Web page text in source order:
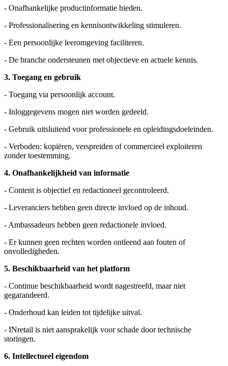
- Onafhankelijke productinformatie bieden.
- Professionalisering en kennisontwikkeling stimuleren.
- Een persoonlijke leeromgeving faciliteren.
- De branche ondersteunen met objectieve en actuele kennis.
3. Toegang en gebruik
- Toegang via persoonlijk account.
- Inloggegevens mogen niet worden gedeeld.
- Gebruik uitsluitend voor professionele en opleidingsdoeleinden.
- Verboden: kopiëren, verspreiden of commercieel exploiteren
zonder toestemming.
4. Onafhankelijkheid van informatie
- Content is objectief en redactioneel gecontroleerd.
- Leveranciers hebben geen directe invloed op de inhoud.
- Ambassadeurs hebben geen redactionele invloed.
- Er kunnen geen rechten worden ontleend aan fouten of
onvolledigheden.
5. Beschikbaarheid van het platform
- Continue beschikbaarheid wordt nagestreefd, maar niet
gegarandeerd.
- Onderhoud kan leiden tot tijdelijke uitval.
- INretail is niet aansprakelijk voor schade door technische
storingen.
6. Intellectueel eigendom